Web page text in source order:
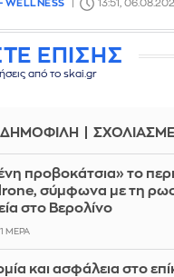
WELLNESS 13:51,
ΕΠΙΣΗΣ
από το skai.gr
ΔΗΜΟΦΙΛΗ
προβοκάτσια» το
σύμφωνα με τη
στο Βερολίνο
ΜΈΡΑ
και ασφάλεια στο